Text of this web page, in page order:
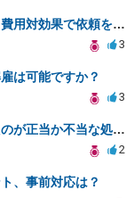
警察には弁護士を勧められましたが、費用対効果で依頼をすることを躊躇しています。
3
は可能ですか？
3
会社からの諭旨退職に同意させられたのが正当か不当な処分かどうか教えてほしい
2
、事前対応は？